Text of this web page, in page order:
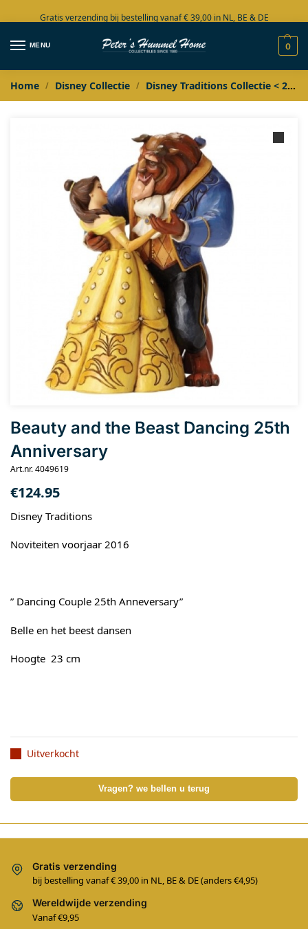
Gratis verzending bij bestelling vanaf € 39,00 in NL, BE & DE
Grote collectie in voorraad
MENU 0
Home / Disney Collectie / Disney Traditions Collectie < 2020
Beauty and the Beast Dancing 25th
Anniversary
Art.nr. 4049619
€124.95
Disney Traditions
Noviteiten voorjaar 2016
” Dancing Couple 25th Anneversary”
Belle en het beest dansen
Hoogte 23 cm
Uitverkocht
Vragen? we bellen u terug
Gratis verzending
bij bestelling vanaf € 39,00 in NL, BE & DE (anders €4,95)
Wereldwijde verzending
Vanaf €9,95